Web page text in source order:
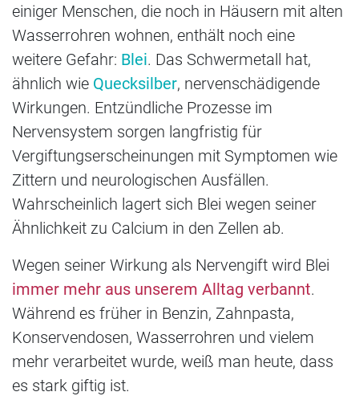
einiger Menschen, die noch in Häusern mit alten
Wasserrohren wohnen, enthält noch eine
weitere Gefahr: Blei. Das Schwermetall hat,
ähnlich wie Quecksilber, nervenschädigende
Wirkungen. Entzündliche Prozesse im
Nervensystem sorgen langfristig für
Vergiftungserscheinungen mit Symptomen wie
Zittern und neurologischen Ausfällen.
Wahrscheinlich lagert sich Blei wegen seiner
Ähnlichkeit zu Calcium in den Zellen ab.
Wegen seiner Wirkung als Nervengift wird Blei
immer mehr aus unserem Alltag verbannt.
Während es früher in Benzin, Zahnpasta,
Konservendosen, Wasserrohren und vielem
mehr verarbeitet wurde, weiß man heute, dass
es stark giftig ist.